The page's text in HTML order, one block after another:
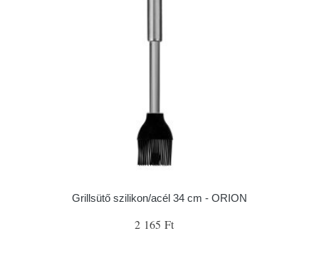
Grillsütő szilikon/acél 34 cm - ORION
2 165 Ft